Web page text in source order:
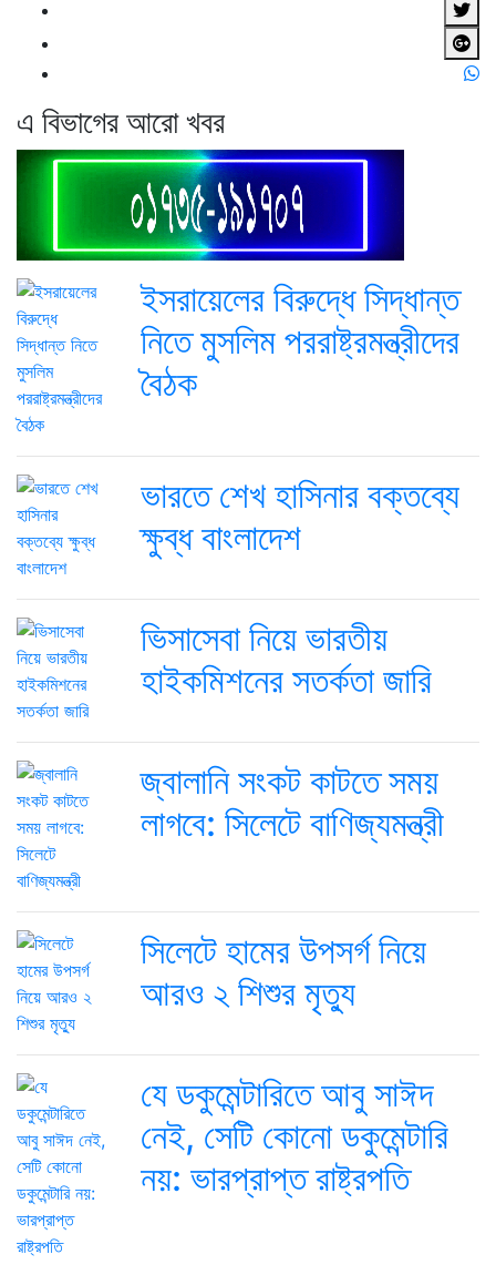
এ বিভাগের আরো খবর
ইসরায়েলের বিরুদ্ধে সিদ্ধান্ত
নিতে মুসলিম পররাষ্ট্রমন্ত্রীদের
বৈঠক
ভারতে শেখ হাসিনার বক্তব্যে
ক্ষুব্ধ বাংলাদেশ
ভিসাসেবা নিয়ে ভারতীয়
হাইকমিশনের সতর্কতা জারি
জ্বালানি সংকট কাটতে সময়
লাগবে: সিলেটে বাণিজ্যমন্ত্রী
সিলেটে হামের উপসর্গ নিয়ে
আরও ২ শিশুর মৃত্যু
যে ডকুমেন্টারিতে আবু সাঈদ
নেই, সেটি কোনো ডকুমেন্টারি
নয়: ভারপ্রাপ্ত রাষ্ট্রপতি